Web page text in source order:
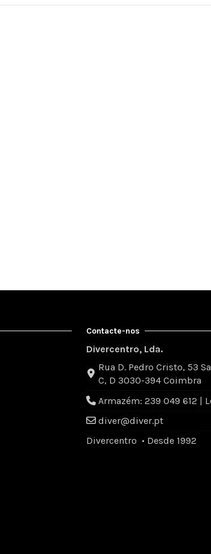
Contacte-nos
Divercentro, Lda.
Rua D. Pedro Cristo, 53
C, D 3030-394 Coimbra
Armazém: 239 049 612 |
diver@diver.pt
Divercentro • Desde 1992